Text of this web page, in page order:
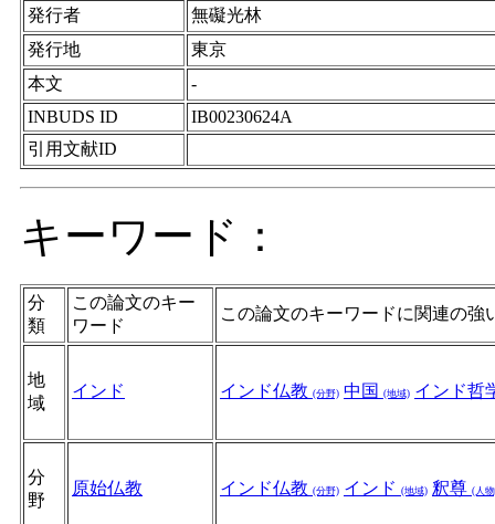
発行者
無礙光林
発行地
東京
本文
-
INBUDS ID
IB00230624A
引用文献ID
キーワード：
分
類
この論文のキー
ワード
この論文のキーワードに関連の強
地
域
インド インド仏教 (分野) 中国 (地域) インド哲
分
野
原始仏教 インド仏教 (分野) インド (地域) 釈尊 (人